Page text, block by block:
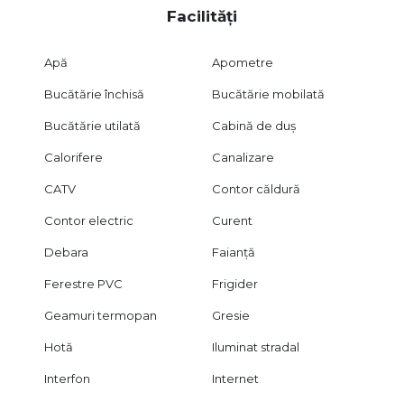
Facilități
Apă Apometre
Bucătărie închisă Bucătărie mobilată
Bucătărie utilată Cabină de duș
Calorifere Canalizare
CATV Contor căldură
Contor electric Curent
Debara Faianță
Ferestre PVC Frigider
Geamuri termopan Gresie
Hotă Iluminat stradal
Interfon Internet